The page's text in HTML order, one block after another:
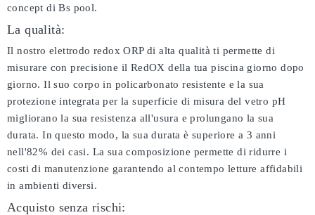
concept di Bs pool.
La qualità:
Il nostro elettrodo redox ORP di alta qualità ti permette di
misurare con precisione il RedOX della tua piscina giorno dopo
giorno. Il suo corpo in policarbonato resistente e la sua
protezione integrata per la superficie di misura del vetro pH
migliorano la sua resistenza all'usura e prolungano la sua
durata. In questo modo, la sua durata è superiore a 3 anni
nell'82% dei casi. La sua composizione permette di ridurre i
costi di manutenzione garantendo al contempo letture affidabili
in ambienti diversi.
Acquisto senza rischi: